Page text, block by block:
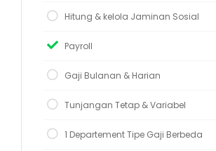
Hitung & kelola Jaminan Sosial
Payroll
Gaji Bulanan & Harian
Tunjangan Tetap & Variabel
1 Departement Tipe Gaji Berbeda